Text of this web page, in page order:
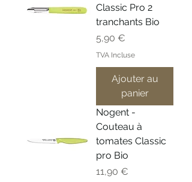
Classic Pro 2
tranchants Bio
Prix
5,90 €
TVA Incluse
Ajouter au
panier
Nogent -
Couteau à
tomates Classic
pro Bio
Prix
11,90 €